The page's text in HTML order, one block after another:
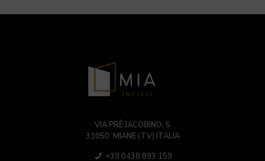
VIA PRÈ JACOBINO, 5
31050 MIANE (TV) ITALIA
+39 0438 893 159